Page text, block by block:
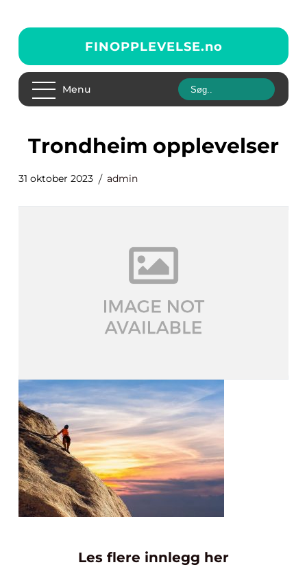
FINOPPLEVELSE.no
Menu
trondheim opplevelser
31 oktober 2023 admin
Les flere innlegg her